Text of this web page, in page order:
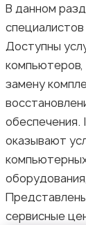
Ремонт
В данном
Доступны
компьютеров,
замену
обеспечения.
оказывают
сервисные